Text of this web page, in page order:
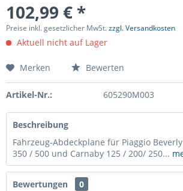
102,99 € *
Preise inkl. gesetzlicher MwSt.zzgl. Versandkosten
Aktuell nicht auf Lager
Merken Bewerten
Artikel-Nr.: 605290M003
Beschreibung
Fahrzeug-Abdeckplane für Piaggio
350 / 500 und Carnaby 125 / 200/ 250...
Bewertungen
0